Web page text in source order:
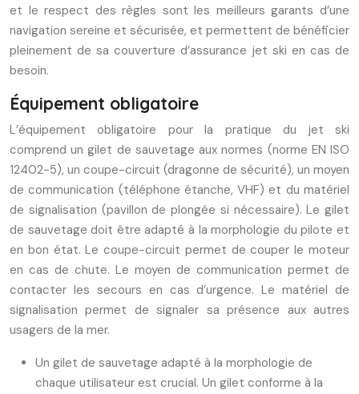
et le respect des règles sont les meilleurs garants d’une
navigation sereine et sécurisée, et permettent de bénéficier
pleinement de sa couverture d’assurance jet ski en cas de
besoin.
Équipement obligatoire
L’équipement obligatoire pour la pratique du jet ski
comprend un gilet de sauvetage aux normes (norme EN ISO
12402-5), un coupe-circuit (dragonne de sécurité), un moyen
de communication (téléphone étanche, VHF) et du matériel
de signalisation (pavillon de plongée si nécessaire). Le gilet
de sauvetage doit être adapté à la morphologie du pilote et
en bon état. Le coupe-circuit permet de couper le moteur
en cas de chute. Le moyen de communication permet de
contacter les secours en cas d’urgence. Le matériel de
signalisation permet de signaler sa présence aux autres
usagers de la mer.
Un gilet de sauvetage adapté à la morphologie de
chaque utilisateur est crucial. Un gilet conforme à la